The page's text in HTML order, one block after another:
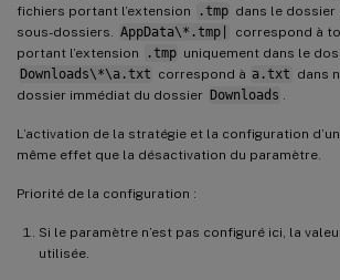
fichiers portant l’extension
.tmp dans le dossier
sous-dossiers.
AppData\*.tmp|
correspond à
portant l’extension
.tmp uniquement dans le
Downloads\*\a.txt correspond à a.txt dans
dossier immédiat du dossier Downloads
L’activation de la stratégie et la configuration
même effet que la désactivation du paramètre.
Priorité de la configuration :
Si le paramètre n’est pas configuré ici, la
utilisée.